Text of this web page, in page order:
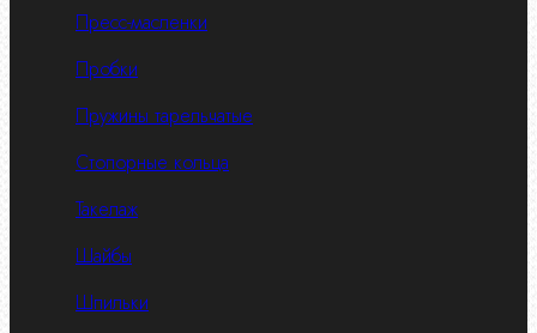
Пресс-масленки
Пробки
Пружины тарельчатые
Стопорные кольца
Такелаж
Шайбы
Шпильки